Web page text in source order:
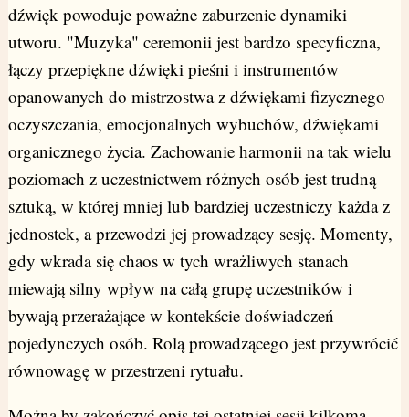
dźwięk powoduje poważne zaburzenie dynamiki
utworu. "Muzyka" ceremonii jest bardzo specyficzna,
łączy przepiękne dźwięki pieśni i instrumentów
opanowanych do mistrzostwa z dźwiękami fizycznego
oczyszczania, emocjonalnych wybuchów, dźwiękami
organicznego życia. Zachowanie harmonii na tak wielu
poziomach z uczestnictwem różnych osób jest trudną
sztuką, w której mniej lub bardziej uczestniczy każda z
jednostek, a przewodzi jej prowadzący sesję. Momenty,
gdy wkrada się chaos w tych wrażliwych stanach
miewają silny wpływ na całą grupę uczestników i
bywają przerażające w kontekście doświadczeń
pojedynczych osób. Rolą prowadzącego jest przywrócić
równowagę w przestrzeni rytuału.